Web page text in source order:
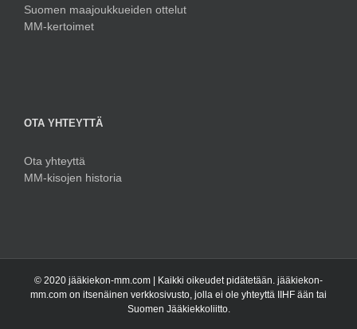
Suomen maajoukkueiden ottelut
MM-kertoimet
OTA YHTEYTTÄ
Ota yhteyttä
MM-kisojen historia
© 2020 jääkiekon-mm.com | Kaikki oikeudet pidätetään. jääkiekon-
mm.com on itsenäinen verkkosivusto, jolla ei ole yhteyttä IIHF ään tai
Suomen Jääkiekkoliitto.